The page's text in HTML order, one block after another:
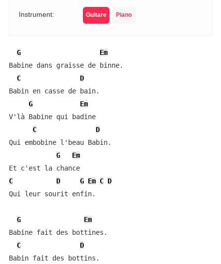
Instrument: Guitare Piano
G
Em
Babine dans graisse de binne.
C
D
Babin en casse de bain.
G
Em
V'là Babine qui badine
C
D
Qui embobine l'beau Babin.
G
Em
Et c'est la chance
C
D G Em C D
Qui leur sourit enfin.
G
Em
Babine fait des bottines.
C
D
Babin fait des bottins.